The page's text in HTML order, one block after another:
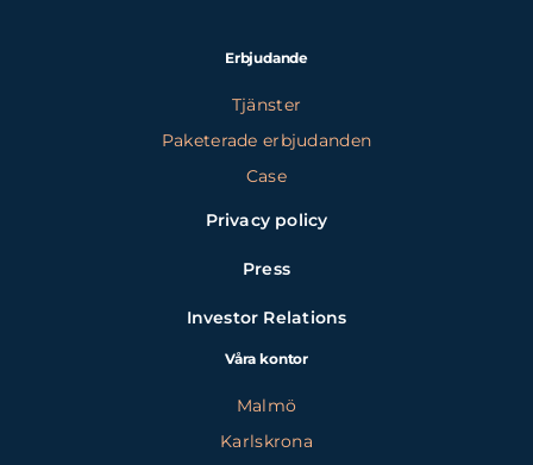
Erbjudande
Tjänster
Paketerade erbjudanden
Case
Privacy policy
Press
Investor Relations
Våra kontor
Malmö
Karlskrona